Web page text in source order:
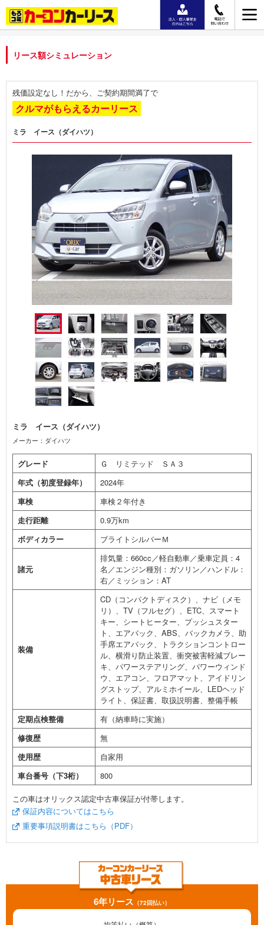
リース額シミュレーション
残価設定なし！だから、ご契約期間満了で
クルマがもらえるカーリース
ミラ イース（ダイハツ）
ミラ イース（ダイハツ）
メーカー：ダイハツ
グレード
Ｇ リミテッド ＳＡ３
年式（初度登録年）
2024年
車検
車検２年付き
走行距離
0.9万km
ボディカラー
ブライトシルバーＭ
諸元
排気量：660cc／軽自動車／乗車定員：4
名／エンジン種別：ガソリン／ハンドル：
右／ミッション：AT
装備
CD（コンパクトディスク）、ナビ（メモ
リ）、TV（フルセグ）、ETC、スマート
キー、シートヒーター、プッシュスター
ト、エアバック、ABS、バックカメラ、助
手席エアバック、トラクションコントロー
ル、横滑り防止装置、衝突被害軽減ブレー
キ、パワーステアリング、パワーウィンド
ウ、エアコン、フロアマット、アイドリン
グストップ、アルミホイール、LEDヘッド
ライト、保証書、取扱説明書、整備手帳
定期点検整備
有（納車時に実施）
修復歴
無
使用歴
自家用
車台番号（下3桁）
800
この車はオリックス認定中古車保証が付帯します。
保証内容についてはこちら
重要事項説明書はこちら（PDF）
6年リース （72回払い）